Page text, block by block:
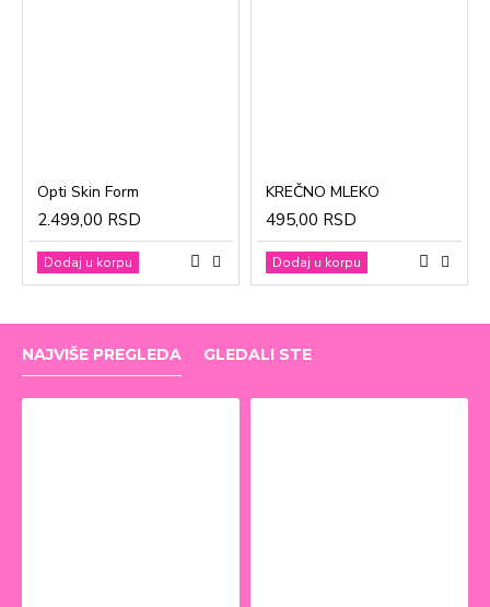
Opti Skin Form
2.499,00 RSD
Dodaj u korpu
KREČNO MLEKO
495,00 RSD
Dodaj u korpu
NAJVIŠE PREGLEDA GLEDALI STE